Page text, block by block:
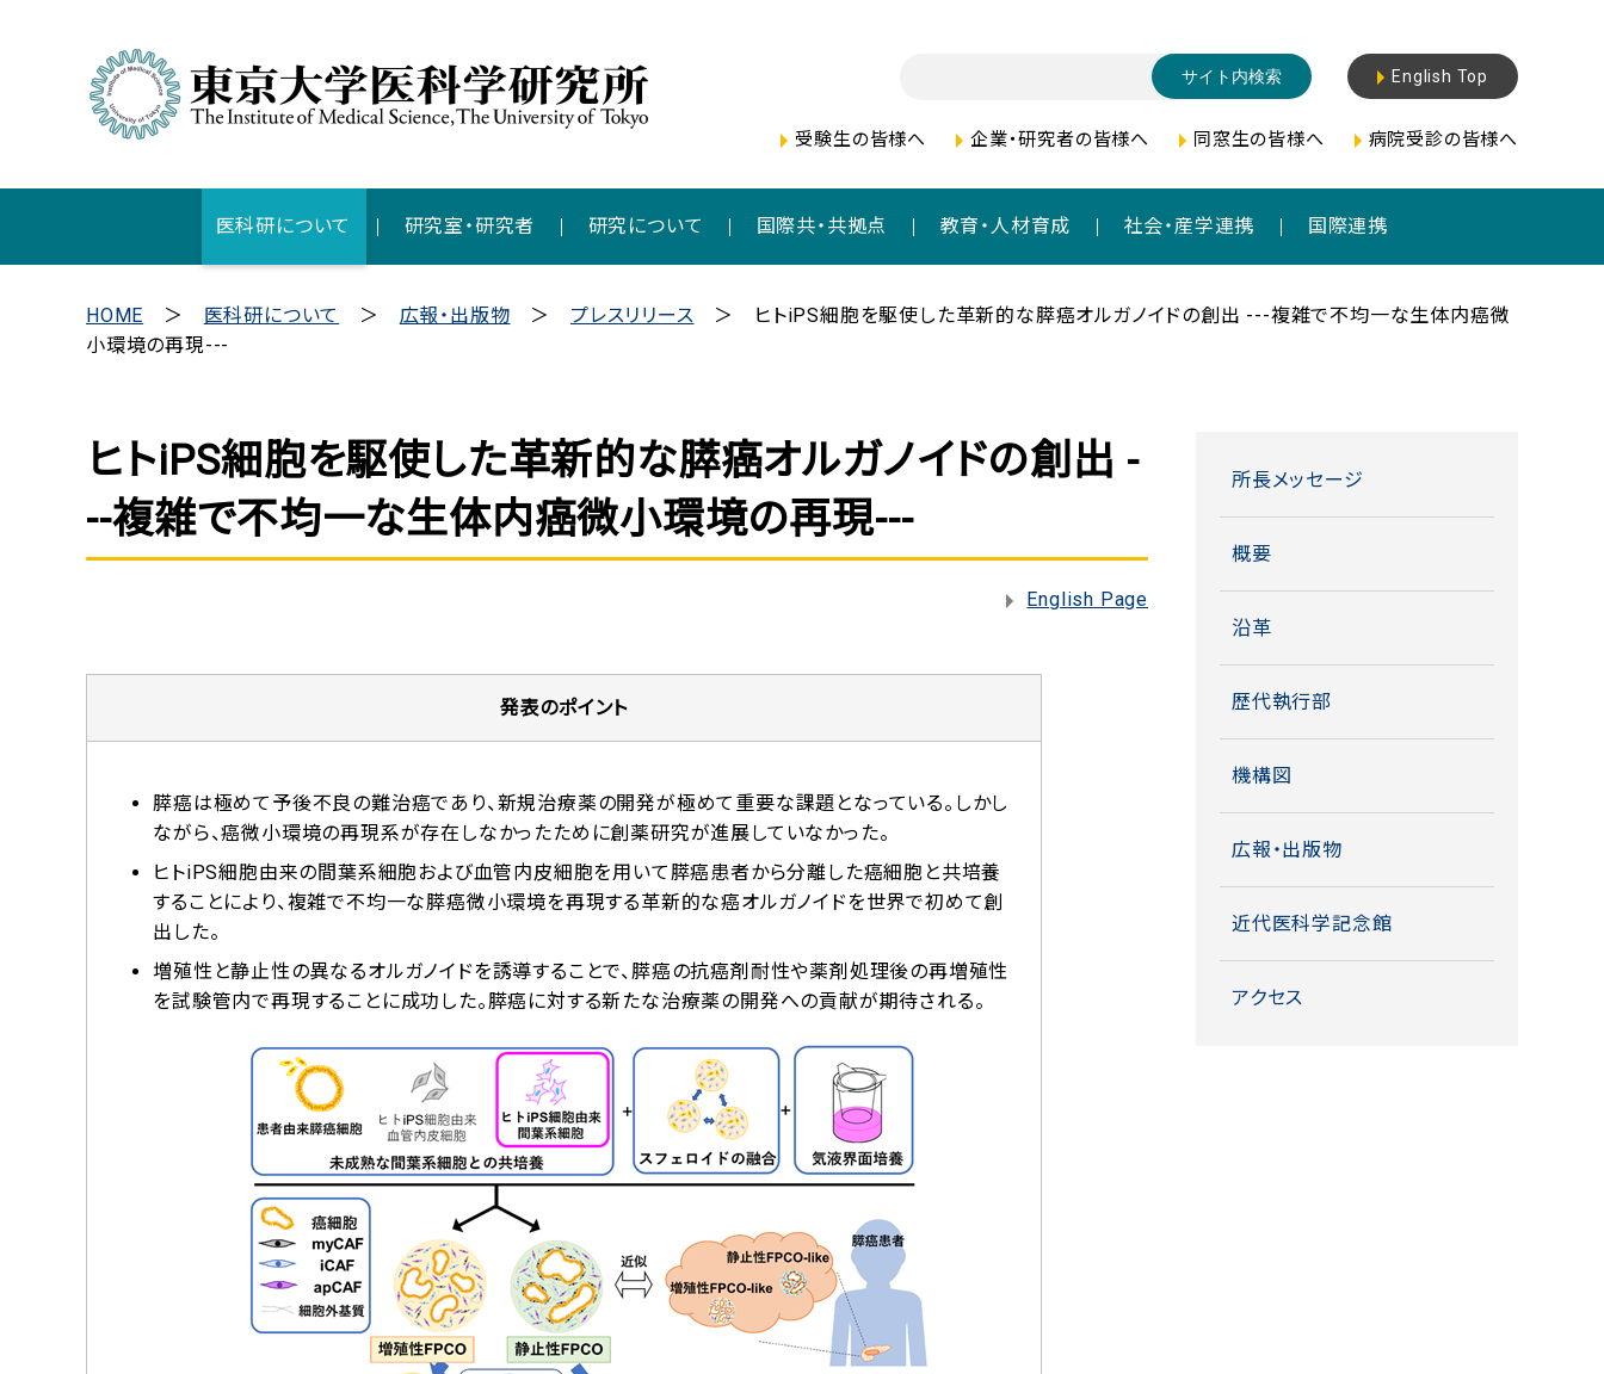
English Top
受験生の皆様へ 企業・研究者の皆様へ 同窓生の皆様へ 病院受診の皆様へ
医科研について 研究室・研究者 研究について 国際共・共拠点 教育・人材育成 社会・産学連携 国際連携
HOME 医科研について 広報・出版物 プレスリリース
ヒトiPS細胞を駆使した革新的な膵癌オルガノイドの創出 ---複雑で不均一な生体内癌微
小環境の再現---
ヒトiPS細胞を駆使した革新的な膵癌オルガノイドの創出 -
--複雑で不均一な生体内癌微小環境の再現---
English Page
発表のポイント
膵癌は極めて予後不良の難治癌であり、新規治療薬の開発が極めて重要な課題となっている。しかし
ながら、癌微小環境の再現系が存在しなかったために創薬研究が進展していなかった。
ヒトiPS細胞由来の間葉系細胞および血管内皮細胞を用いて膵癌患者から分離した癌細胞と共培養
することにより、複雑で不均一な膵癌微小環境を再現する革新的な癌オルガノイドを世界で初めて創
出した。
増殖性と静止性の異なるオルガノイドを誘導することで、膵癌の抗癌剤耐性や薬剤処理後の再増殖性
を試験管内で再現することに成功した。膵癌に対する新たな治療薬の開発への貢献が期待される。
所長メッセージ
概要
沿革
歴代執行部
機構図
広報・出版物
近代医科学記念館
アクセス